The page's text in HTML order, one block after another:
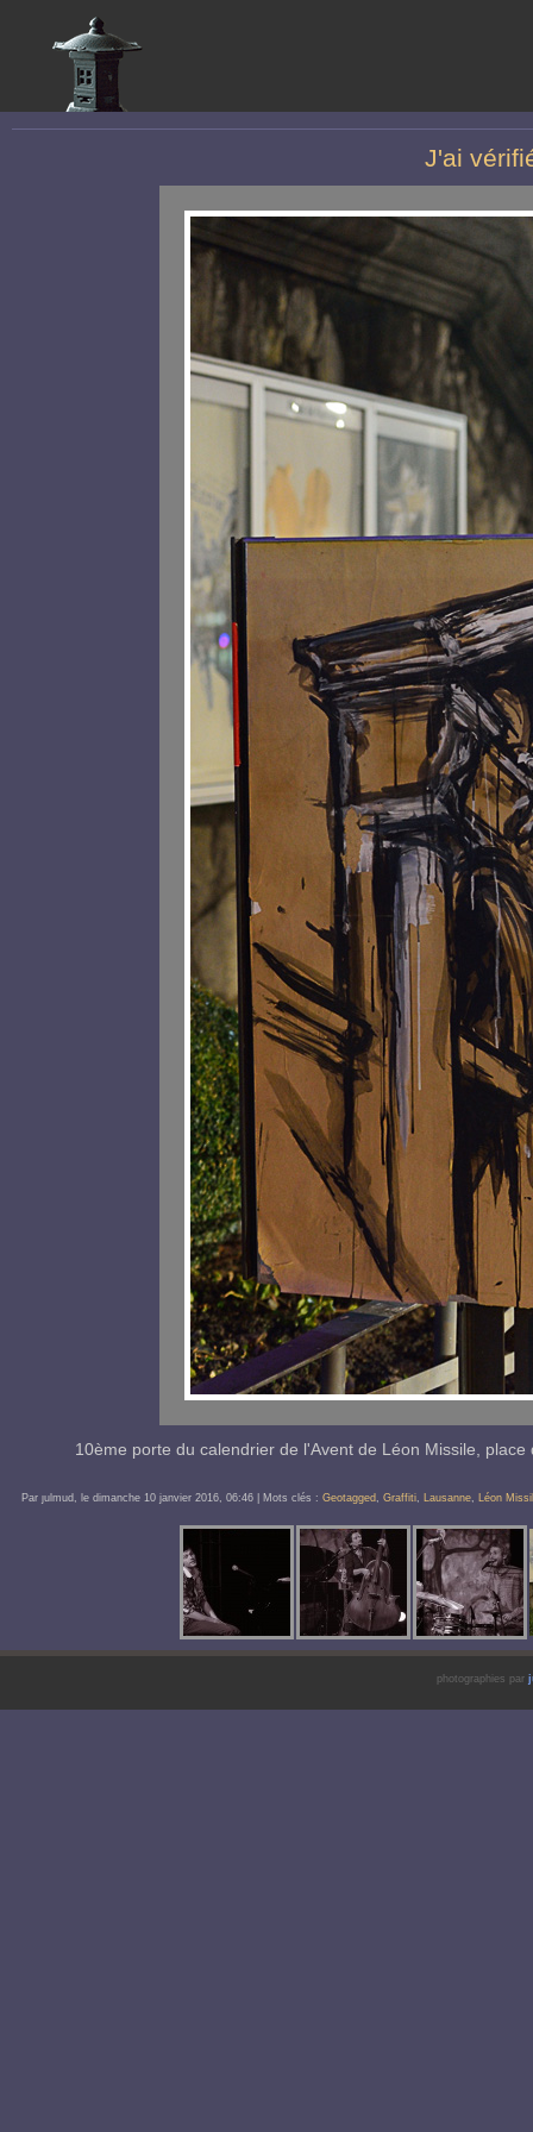
J'ai
10ème porte du calendrier de l'Avent de Léon Missile, place
Par ȷulmud, ledimanche 10 janvier 2016 , 06:46 | Mots clés :Geotagged ,Graffiti Lausanne Léon
photographies par